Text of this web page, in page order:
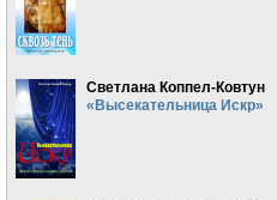
Светлана Коппел-Ковтун
«Высекательница Искр»